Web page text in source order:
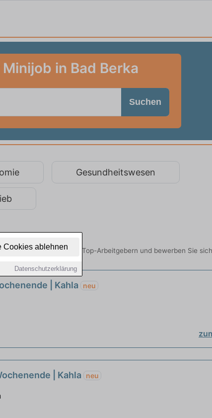
Cookies ablehnen
Datenschutzerklärung
in Bad Berka
Suchen
Gesundheitswesen
Sie freie Optionen von Top-Arbeitgebern und bewerben Sie
| Kahla neu
| Kahla neu